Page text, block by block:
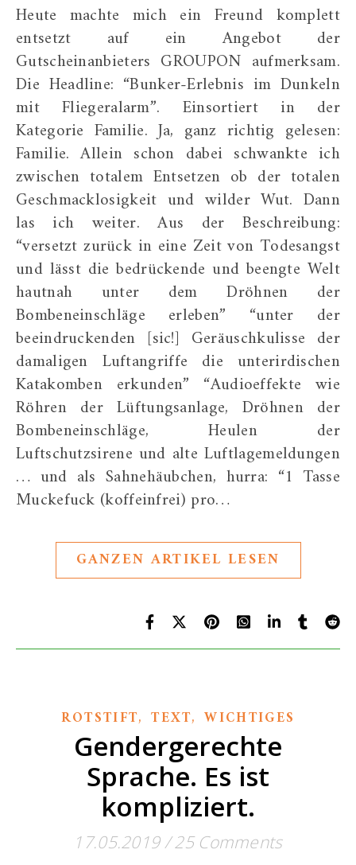
Heute machte mich ein Freund komplett
entsetzt auf ein Angebot der
Gutscheinanbieters GROUPON aufmerksam.
Die Headline: “Bunker-Erlebnis im Dunkeln
mit Fliegeralarm”. Einsortiert in der
Kategorie Familie. Ja, ganz richtig gelesen:
Familie. Allein schon dabei schwankte ich
zwischen totalem Entsetzen ob der totalen
Geschmacklosigkeit und wilder Wut. Dann
las ich weiter. Aus der Beschreibung:
“versetzt zurück in eine Zeit von Todesangst
und lässt die bedrückende und beengte Welt
hautnah unter dem Dröhnen der
Bombeneinschläge erleben” “unter der
beeindruckenden [sic!] Geräuschkulisse der
damaligen Luftangriffe die unterirdischen
Katakomben erkunden” “Audioeffekte wie
Röhren der Lüftungsanlage, Dröhnen der
Bombeneinschläge, Heulen der
Luftschutzsirene und alte Luftlagemeldungen
… und als Sahnehäubchen, hurra: “1 Tasse
Muckefuck (koffeinfrei) pro…
GANZEN ARTIKEL LESEN
ROTSTIFT,TEXT,WICHTIGES
Gendergerechte
Sprache. Es ist
kompliziert.
17.05.2019 / 25 Comments